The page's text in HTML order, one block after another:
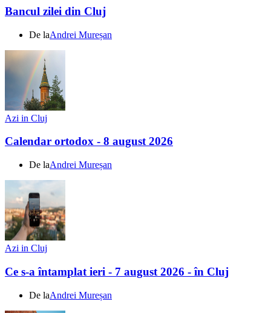
Bancul zilei din Cluj
De laAndrei Mureșan
Azi in Cluj
Calendar ortodox - 8 august 2026
De laAndrei Mureșan
Azi in Cluj
Ce s-a întamplat ieri - 7 august 2026 - în Cluj
De laAndrei Mureșan